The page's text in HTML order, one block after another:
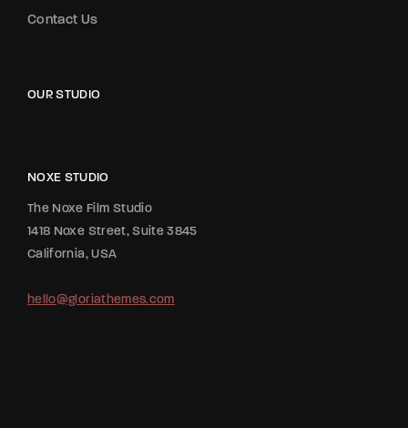
Contact Us
OUR STUDIO
NOXE STUDIO
The Noxe Film Studio
1418 Noxe Street, Suite 3845
California, USA
hello@gloriathemes.com